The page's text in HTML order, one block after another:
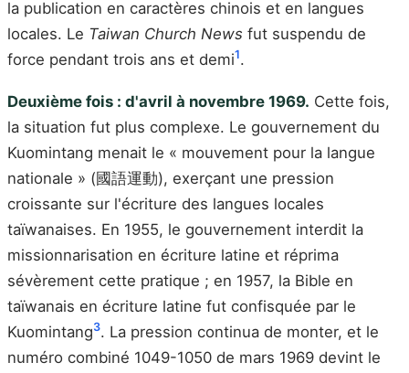
la publication en caractères chinois et en langues
locales. Le Taiwan Church News fut suspendu de
force pendant trois ans et demi1.
Deuxième fois : d'avril à novembre 1969. Cette fois,
la situation fut plus complexe. Le gouvernement du
Kuomintang menait le « mouvement pour la langue
nationale » (國語運動), exerçant une pression
croissante sur l'écriture des langues locales
taïwanaises. En 1955, le gouvernement interdit la
missionnarisation en écriture latine et réprima
sévèrement cette pratique ; en 1957, la Bible en
taïwanais en écriture latine fut confisquée par le
Kuomintang3. La pression continua de monter, et le
numéro combiné 1049-1050 de mars 1969 devint le